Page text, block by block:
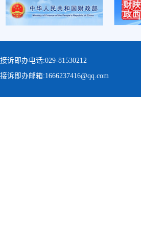
接诉即办电话:029-81530212
接诉即办邮箱:1666237416@qq.com